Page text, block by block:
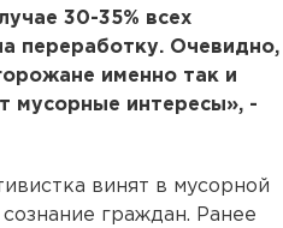
30-35% всех
переработку. Очевидно,
именно так и
мусорные интересы», -
винят в мусорной
граждан. Ранее